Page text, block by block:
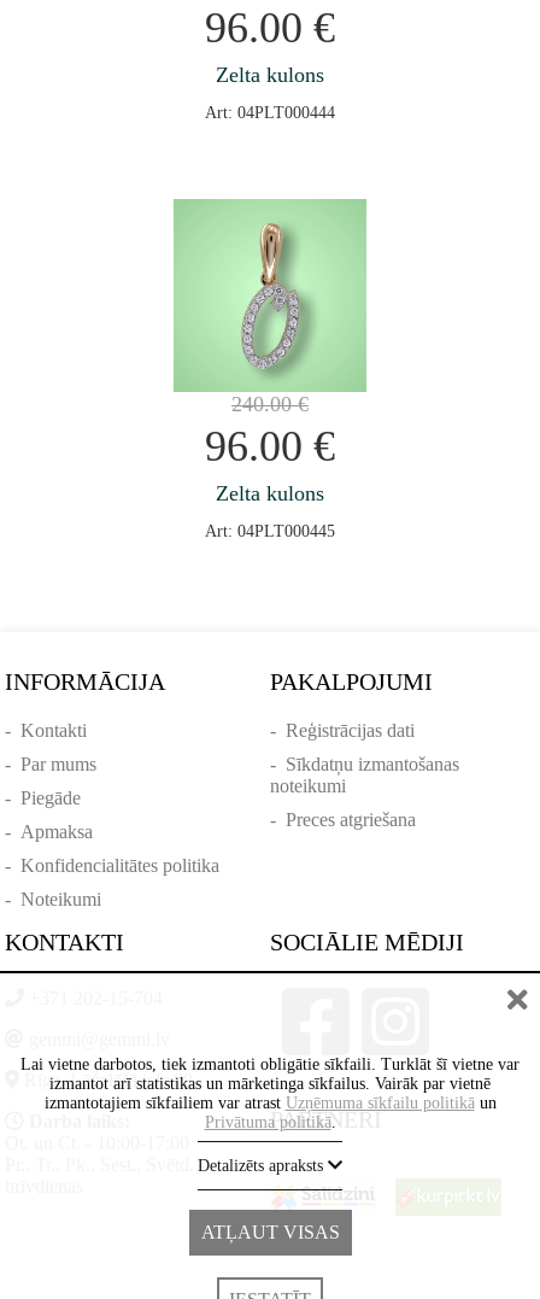
96.00 €
Zelta kulons
Art: 04PLT000444
240.00€
96.00 €
Zelta kulons
Art: 04PLT000445
INFORMĀCIJA
-Kontakti
-Par mums
-Piegāde
- Apmaksa
-Konfidencialitātes politika
-Noteikumi
PAKALPOJUMI
- Reģistrācijas dati
- Sīkdatņu izmantošanas
noteikumi
- Preces atgriešana
KONTAKTI
Rīga, Lāčplēšā iela 88
Pr., Tr., Pk., Sest., Svētd. -
SOCIĀLIE MĒDIJI
PARTNERI
Lai vietne darbotos, tiek izmantoti obligātie sīkfaili. Turklāt šī vietne var
izmantot arī statistikas un mārketinga sīkfailus. Vairāk par vietnē
izmantotajiem sīkfailiem var atrast Uzņēmuma sīkfailu politikāun
Privātuma politikā.
Detalizēts apraksts
ATĻAUT VISAS